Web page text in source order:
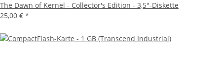
The Dawn of Kernel - Collector's Edition - 3,5"-Diskette
25,00 € *